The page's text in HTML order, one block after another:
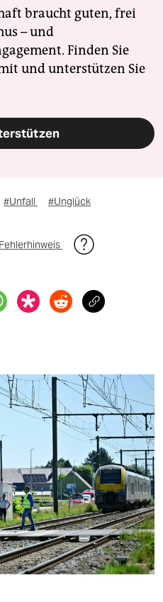
braucht guten, frei
– und
Finden Sie
und unterstützen Sie
#Unfall #Unglück
Fehlerhinweis